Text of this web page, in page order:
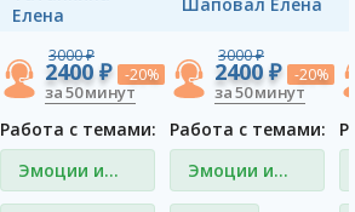
Елена
3000 ₽
2400 ₽ -20%
за 50 минут
Работа с темами:
Эмоции и
чувства
3000 ₽
2400 ₽ -20%
за 50 минут
Работа с темами:
Эмоции и
чувства